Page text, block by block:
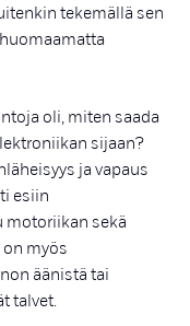
tekemällä sen
oli, miten saada
sijaan?
ja vapaus
esiin
motoriikan sekä
myös
äänistä tai
talvet.